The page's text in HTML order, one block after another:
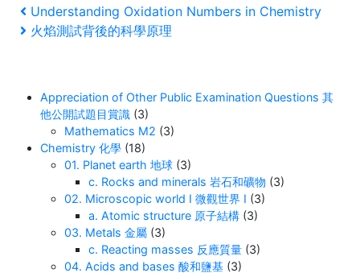
Post
navigation
Previous
Post
Understanding Oxidation Numbers in Chemistry
Next
火焰測試背後的科學原理
Appreciation of Other Public Examination Questions 其
他公開試題目賞識 (3)
Mathematics M2 (3)
Chemistry 化學 (18)
01. Planet earth 地球 (3)
c. Rocks and minerals 岩石和礦物 (3)
02. Microscopic world I 微觀世界 I (3)
a. Atomic structure 原子結構 (3)
03. Metals 金屬 (3)
c. Reacting masses 反應質量 (3)
04. Acids and bases 酸和鹽基 (3)